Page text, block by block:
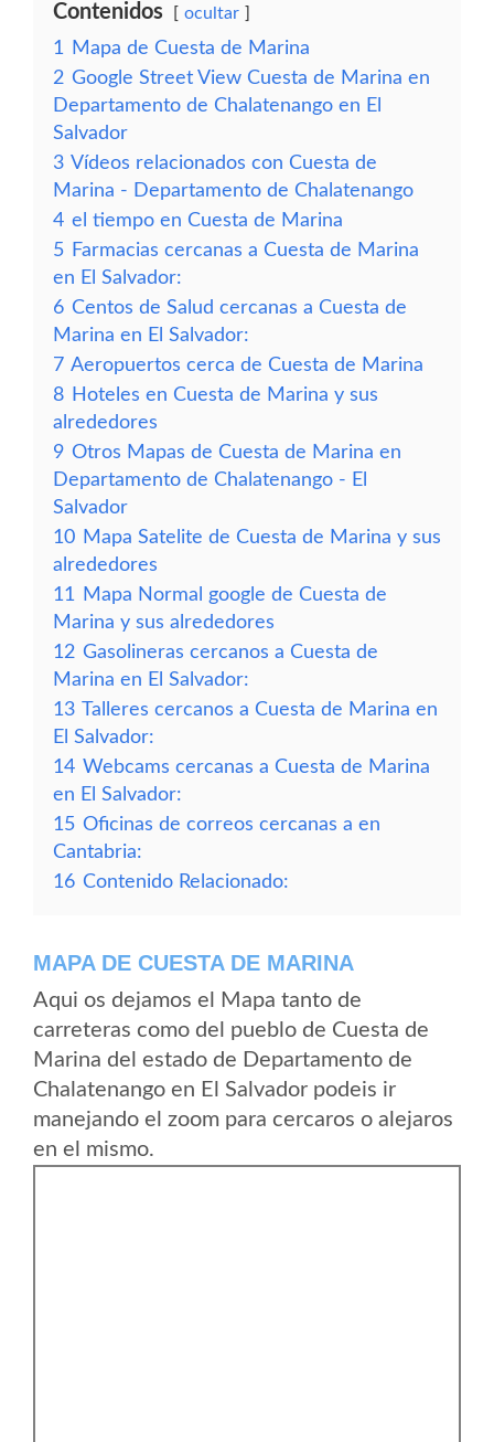
Contenidos ocultar
1
Mapa de Cuesta de Marina
2 Google Street View Cuesta de Marina en
Departamento de Chalatenango en El
Salvador
3 Vídeos relacionados con Cuesta de
Marina - Departamento de Chalatenango
4 el tiempo en Cuesta de Marina
5 Farmacias cercanas a Cuesta de Marina
en El Salvador:
6 Centos de Salud cercanas a Cuesta de
Marina en El Salvador:
7 Aeropuertos cerca de Cuesta de Marina
8 Hoteles en Cuesta de Marina y sus
alrededores
9 Otros Mapas de Cuesta de Marina en
Departamento de Chalatenango - El
Salvador
10 Mapa Satelite de Cuesta de Marina y sus
alrededores
11
Mapa Normal google de Cuesta de
Marina y sus alrededores
12 Gasolineras cercanos a Cuesta de
Marina en El Salvador:
13 Talleres cercanos a Cuesta de Marina en
El Salvador:
14 Webcams cercanas a Cuesta de Marina
en El Salvador:
15 Oficinas de correos cercanas a en
Cantabria:
16 Contenido Relacionado:
MAPA DE CUESTA DE MARINA
Aqui os dejamos el Mapa tanto de
carreteras como del pueblo de Cuesta de
Marina del estado de Departamento de
Chalatenango en El Salvador podeis ir
manejando el zoom para cercaros o alejaros
en el mismo.